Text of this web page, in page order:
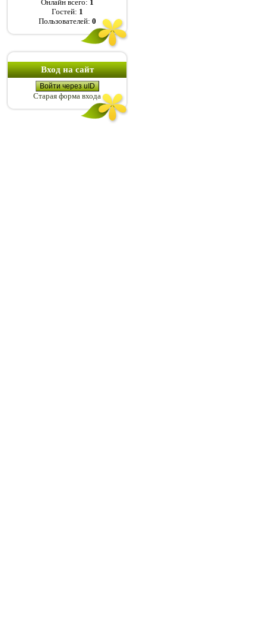
Онлайн всего: 1
Гостей: 1
Пользователей: 0
Вход на сайт
Войти через uID
Старая форма входа